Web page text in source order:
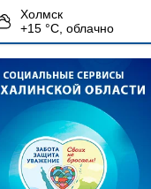
Холмск
+15 °С, облачно